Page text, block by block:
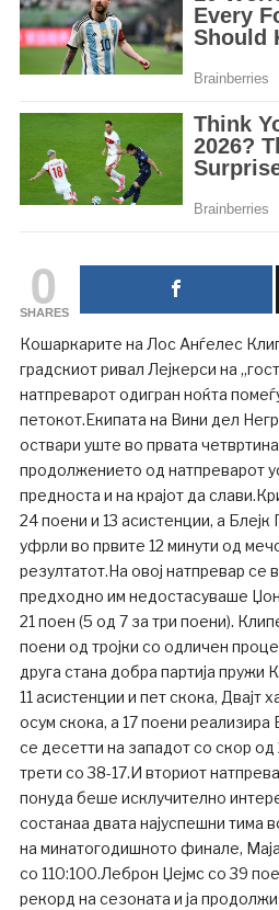
0
SHARES
Кошаркарите на Лос Анѓелес
градскиот ривал Лејкерси на
натпреварот одигран ноќта
петокот.Екипата на Вини дел
оствари уште во првата четвртина
продолжението од натпреварот
предноста и на крајот да
24 поени и 13 асистенции, а
уфрли во првите 12 минути од
резултатот.На овој натпревар се
предходно им недостасуваше
21 поен (5 од 7 за три поени).
поени од тројки со одличен
друга стана добра партија пружи
11 асистенции и пет скока, Двајт
осум скока, а 17 поени реализира
се десетти на западот со скор
трети со 38-17.И вториот
понуда беше исклучително
состанаа двата најуспешни тима
на минатогодишното финале,
со 110:100.Леброн Џејмс со 39
рекорд на сезоната и ја